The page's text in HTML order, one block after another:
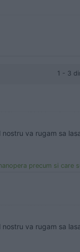
1 - 3
va rugam sa
firmele agreate sa monteze
va rugam sa